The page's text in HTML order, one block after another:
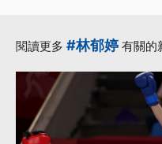
閱讀更多 #林郁婷 有關的